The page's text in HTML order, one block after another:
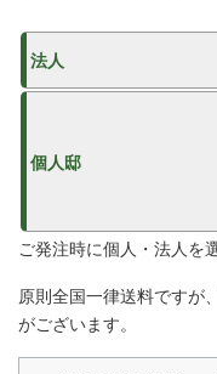
法人
個人邸
ご発注時に個人・法人を
原則全国一律送料ですが
がございます。